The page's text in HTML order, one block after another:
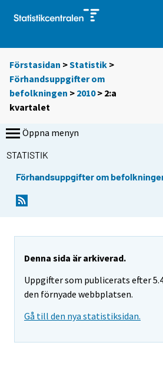
Förstasidan >Statistik >
Förhandsuppgifter om
befolkningen > 2010> 2:a
kvartalet
Öppna menyn
STATISTIK
Förhandsuppgifter om
Denna sida är arkiverad.
Uppgifter som publicerats efter
den förnyade webbplatsen.
Gå till den nya statistiksidan.